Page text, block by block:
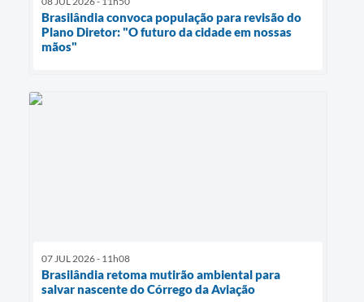
Brasilândia convoca população para revisão do
Plano Diretor: "O futuro da cidade em nossas
mãos"
07 JUL 2026 - 11h08
Brasilândia retoma mutirão ambiental para
salvar nascente do Córrego da Aviação